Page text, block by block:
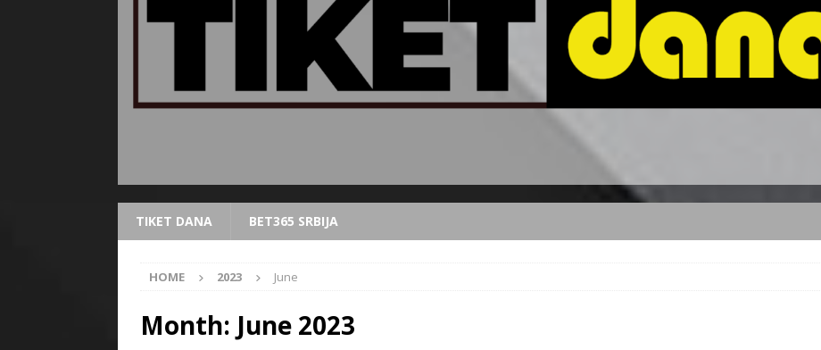
TIKET DANA BET365 SRBIJA
HOME 2023 June
Month: June 2023